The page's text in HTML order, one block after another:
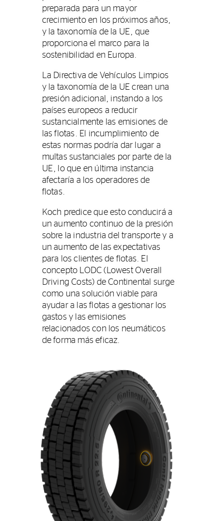
preparada para un mayor
crecimiento en los próximos años,
y la taxonomía de la UE, que
proporciona el marco para la
sostenibilidad en Europa.
La Directiva de Vehículos Limpios
y la taxonomía de la UE crean una
presión adicional, instando a los
países europeos a reducir
sustancialmente las emisiones de
las flotas. El incumplimiento de
estas normas podría dar lugar a
multas sustanciales por parte de la
UE, lo que en última instancia
afectaría a los operadores de
flotas.
Koch predice que esto conducirá a
un aumento continuo de la presión
sobre la industria del transporte y a
un aumento de las expectativas
para los clientes de flotas. El
concepto LODC (Lowest Overall
Driving Costs) de Continental surge
como una solución viable para
ayudar a las flotas a gestionar los
gastos y las emisiones
relacionados con los neumáticos
de forma más eficaz.